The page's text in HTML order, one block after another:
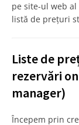
pe site-ul web
listă de prețuri
Liste de
rezervări
manager)
Începem prin